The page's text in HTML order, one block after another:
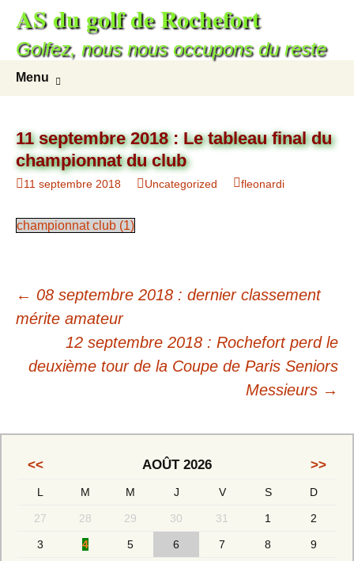
contenu
AS du golf de Rochefort
Golfez, nous nous occupons du reste
Menu
11 septembre 2018 : Le tableau final du
championnat du club
11 septembre 2018 Uncategorized fleonardi
championnat club (1)
Navigation
des
articles
← 08 septembre 2018 : dernier classement
mérite amateur
12 septembre 2018 : Rochefort perd le
deuxième tour de la Coupe de Paris Seniors
Messieurs →
<< AOÛT 2026 >>
L M M J V S D
27 28 29 30 31 1 2
3 4 5 6 7 8 9